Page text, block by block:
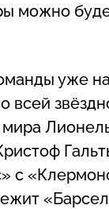
можно
уже
всей
с